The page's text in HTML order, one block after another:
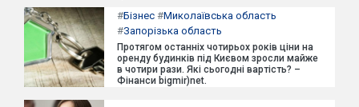
#Бізнес #Миколаївська область
#Запорізька область
Протягом останніх чотирьох років ціни на
оренду будинків під Києвом зросли майже
в чотири рази. Які сьогодні вартість? –
Фінанси bigmir)net.